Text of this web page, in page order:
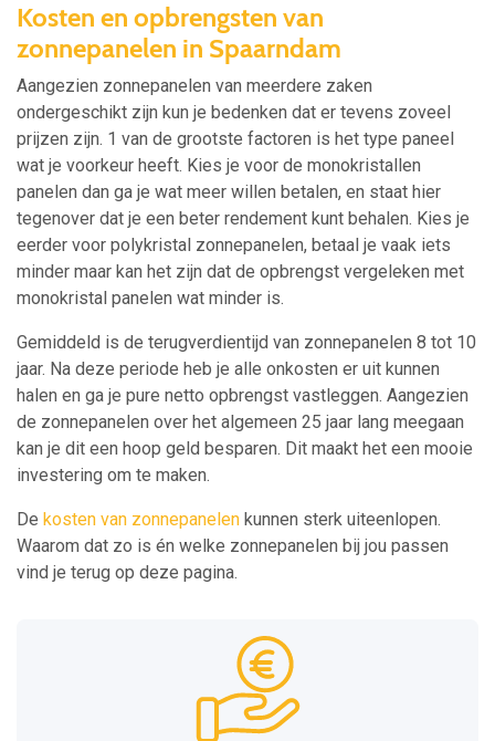
Kosten en opbrengsten van
zonnepanelen in Spaarndam
Aangezien zonnepanelen van meerdere zaken
ondergeschikt zijn kun je bedenken dat er tevens zoveel
prijzen zijn. 1 van de grootste factoren is het type paneel
wat je voorkeur heeft. Kies je voor de monokristallen
panelen dan ga je wat meer willen betalen, en staat hier
tegenover dat je een beter rendement kunt behalen. Kies je
eerder voor polykristal zonnepanelen, betaal je vaak iets
minder maar kan het zijn dat de opbrengst vergeleken met
monokristal panelen wat minder is.
Gemiddeld is de terugverdientijd van zonnepanelen 8 tot 10
jaar. Na deze periode heb je alle onkosten er uit kunnen
halen en ga je pure netto opbrengst vastleggen. Aangezien
de zonnepanelen over het algemeen 25 jaar lang meegaan
kan je dit een hoop geld besparen. Dit maakt het een mooie
investering om te maken.
De kosten van zonnepanelen kunnen sterk uiteenlopen.
Waarom dat zo is én welke zonnepanelen bij jou passen
vind je terug op deze pagina.